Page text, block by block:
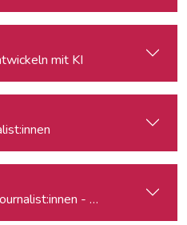
mit KI
- Recherche,